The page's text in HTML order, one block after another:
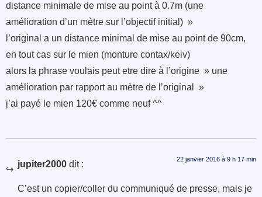
distance minimale de mise au point à 0.7m (une
amélioration d’un mètre sur l’objectif initial) »
l’original a un distance minimal de mise au point de 90cm,
en tout cas sur le mien (monture contax/keiv)
alors la phrase voulais peut etre dire à l’origine » une
amélioration par rapport au mètre de l’original »
j’ai payé le mien 120€ comme neuf ^^
jupiter2000 dit : 22 janvier 2016 à 9 h 17 min
C’est un copier/coller du communiqué de presse, mais je